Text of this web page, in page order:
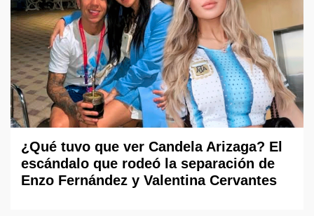
¿Qué tuvo que ver Candela Arizaga? El
escándalo que rodeó la separación de
Enzo Fernández y Valentina Cervantes